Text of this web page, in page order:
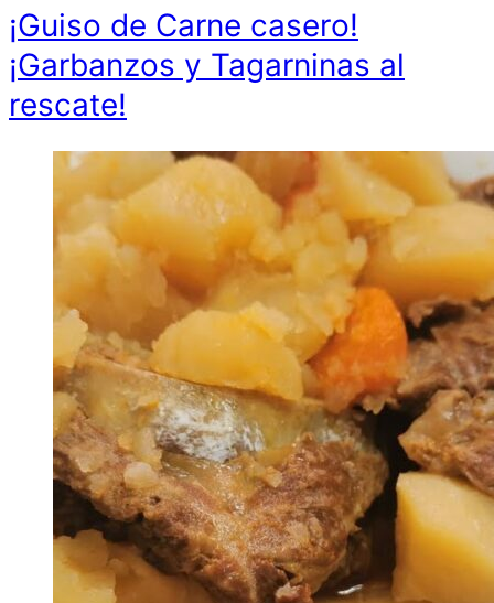
¡Guiso de Carne casero!
¡Garbanzos y Tagarninas al
rescate!